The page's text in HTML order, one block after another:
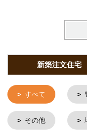
新築注文住宅
すべて
その他